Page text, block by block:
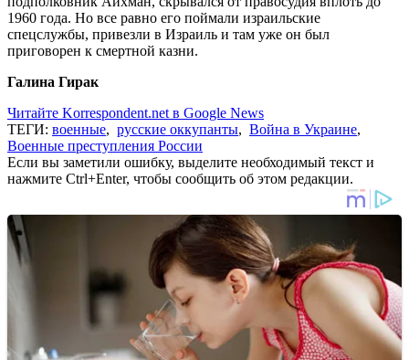
1960 года. Но все равно его поймали израильские
спецслужбы, привезли в Израиль и там уже он был
приговорен к смертной казни.
Галина Гирак
Читайте Korrespondent.net в Google News
ТЕГИ: военные, русские оккупанты, Война в Украине,
Военные преступления России
Если вы заметили ошибку, выделите необходимый текст и
нажмите Ctrl+Enter, чтобы сообщить об этом редакции.